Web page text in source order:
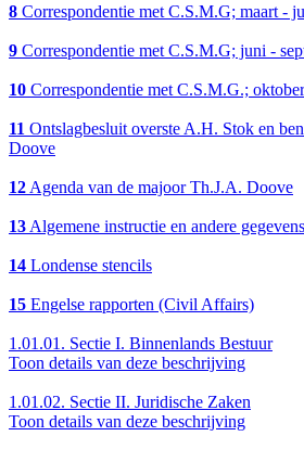
8 Correspondentie met C.S.M.G; maart -
9 Correspondentie met C.S.M.G; juni -
10 Correspondentie met C.S.M.G.;
11 Ontslagbesluit overste A.H. Stok en
Doove
12Agenda van de majoor Th.J.A. Doove
13Algemene instructie en andere
14 Londense stencils
15 Engelse rapporten (Civil Affairs)
1.01.01. Sectie I. Binnenlands Bestuur
Toon details van deze beschrijving
1.01.02. Sectie II. Juridische Zaken
Toon details van deze beschrijving